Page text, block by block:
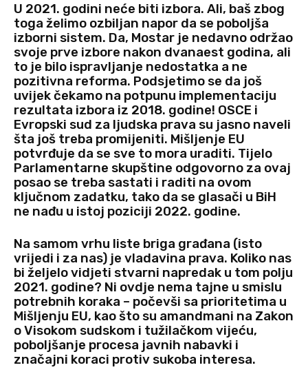
U 2021. godini neće biti izbora. Ali, baš zbog
toga želimo ozbiljan napor da se poboljša
izborni sistem. Da, Mostar je nedavno održao
svoje prve izbore nakon dvanaest godina, ali
to je bilo ispravljanje nedostatka a ne
pozitivna reforma. Podsjetimo se da još
uvijek čekamo na potpunu implementaciju
rezultata izbora iz 2018. godine! OSCE i
Evropski sud za ljudska prava su jasno naveli
šta još treba promijeniti. Mišljenje EU
potvrđuje da se sve to mora uraditi. Tijelo
Parlamentarne skupštine odgovorno za ovaj
posao se treba sastati i raditi na ovom
ključnom zadatku, tako da se glasači u BiH
ne nađu u istoj poziciji 2022. godine.
Na samom vrhu liste briga građana (isto
vrijedi i za nas) je vladavina prava. Koliko nas
bi željelo vidjeti stvarni napredak u tom polju
2021. godine? Ni ovdje nema tajne u smislu
potrebnih koraka – počevši sa prioritetima u
Mišljenju EU, kao što su amandmani na Zakon
o Visokom sudskom i tužilačkom vijeću,
poboljšanje procesa javnih nabavki i
značajni koraci protiv sukoba interesa.